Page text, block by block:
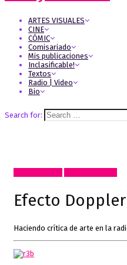
ARTES VISUALES
CINE
CÓMIC
Comisariado
Mis publicaciones
Inclasificable!
Textos
Radio | Video
Bio
Search for:
Efecto Doppler
Haciendo crítica de arte en la